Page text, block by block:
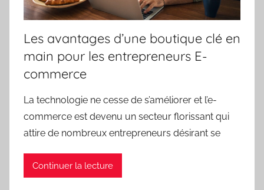
Les avantages d’une boutique clé en
main pour les entrepreneurs E-
commerce
La technologie ne cesse de s’améliorer et l’e-
commerce est devenu un secteur florissant qui
attire de nombreux entrepreneurs désirant se
Continuer la lecture